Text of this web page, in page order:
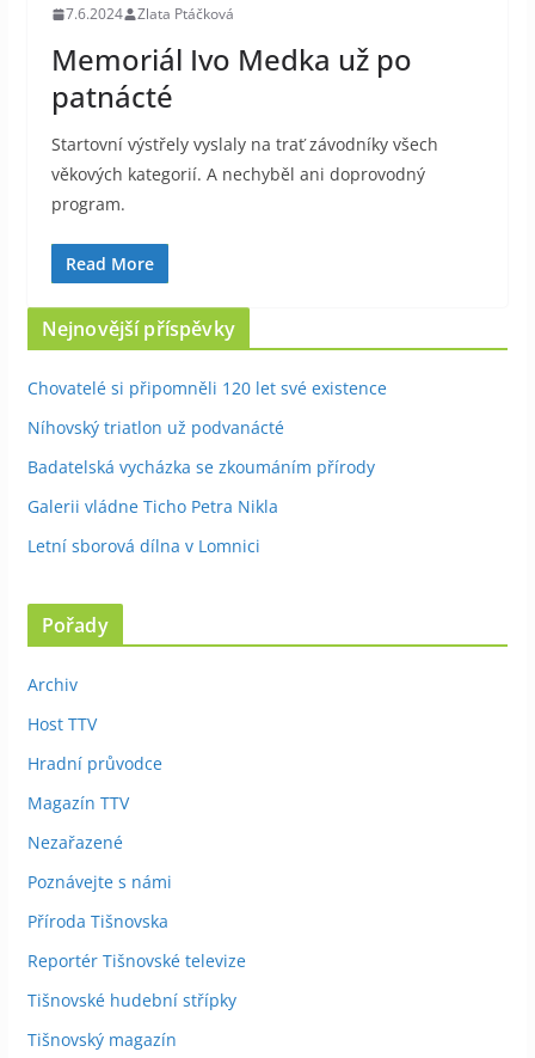
7.6.2024 Zlata Ptáčková
Memoriál Ivo Medka už po
patnácté
Startovní výstřely vyslaly na trať závodníky všech
věkových kategorií. A nechyběl ani doprovodný
program.
Read More
Nejnovější příspěvky
Chovatelé si připomněli 120 let své existence
Níhovský triatlon už podvanácté
Badatelská vycházka se zkoumáním přírody
Galerii vládne Ticho Petra Nikla
Letní sborová dílna v Lomnici
Pořady
Archiv
Host TTV
Hradní průvodce
Magazín TTV
Nezařazené
Poznávejte s námi
Příroda Tišnovska
Reportér Tišnovské televize
Tišnovské hudební střípky
Tišnovský magazín